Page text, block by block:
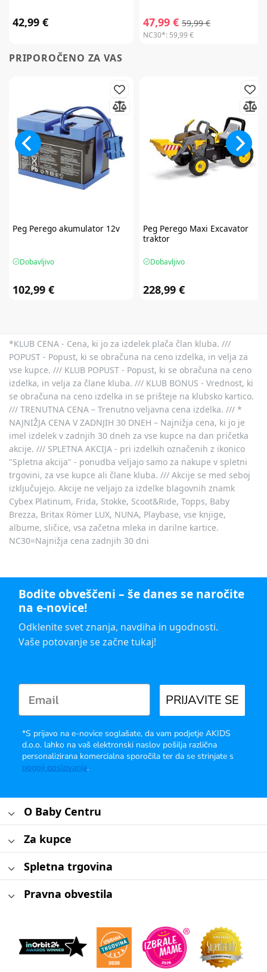
42,99 € 47,99 € 59,99 €
NC30*: 59,99 €
PRIPOROČENO ZA VAS
Peg Peregoakumulator 12v
Dobavljivo
102,99 €
Peg PeregoMaxi Excavator
traktor
Dobavljivo
228,99 €
*KLUB CENA - Cena, ki jo za izdelek plača član kluba. ///
POPUST - Popust, ki se obračuna na ceno izdelka, in velja za
vse kupce. /// KLUB POPUST - Popust, ki se obračuna na ceno
izdelka, in velja za člane kluba. /// KLUB BONUS - Vrednost, ki
se obračuna na ceno izdelka in se prišteje na klubsko kartico.
/// TRENUTNA CENA – Trenutno veljavna cena izdelka. /// *
NAJNIŽJA CENA V ZADNJIH 30 DNEH – Najnižja cena, ki jo je
imel izdelek v zadnjih 30 dneh za vse kupce na dan pričetka
akcije. /// SPLETNA AKCIJA - pri izdelkih označenih z ikonico
"Spletna akcija" - ponudba veljajo samo za nakupe v spletni
trgovini, za vse kupce ali člane kluba. /// Akcije se med seboj
izključujejo. Akcije ne veljajo za izdelke blagovnih znamk
Cybex Platinum, Frida, Stokke, Scoot&Ride, Topps, Baby
Brezza, Britax Römer LUX, NUNA, Playbase, vse knjige,
albume, sličice, vsa začetna mleka in darilne kartice.
NC30=Najnižja cena zadnjih 30 dni
Bodite obveščeni – še danes se naročite
na e-novice!
Odklenite svet znanja, navdiha in ugodnosti.
Vaše potovanje se začne tukaj!
PRIJAVITE SE
*S prijavo na e-novice soglašate, da vam podjetje AKIDS
d.o.o. lahko na vaš elektronski naslov pošilja različna
personalizirana komercialna sporočila ter da se strinjate s
pogoji poslovanja.
O Baby Centru
Za kupce
Spletna trgovina
Pravna obvestila